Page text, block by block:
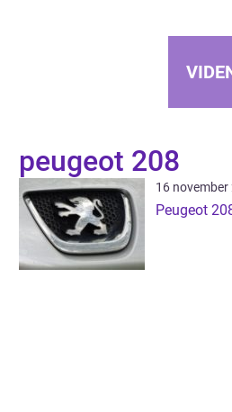
peugeot 208
16 november
Peugeot